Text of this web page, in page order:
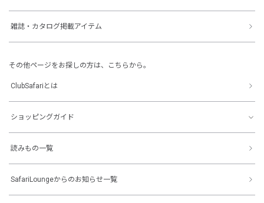
雑誌・カタログ掲載アイテム
その他ページをお探しの方は、こちらから。
ClubSafariとは
ショッピングガイド
読みもの一覧
SafariLoungeからのお知らせ一覧